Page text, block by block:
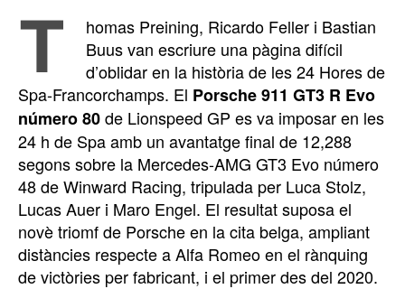
T
homas Preining, Ricardo Feller i Bastian
Buus van escriure una pàgina difícil
d’oblidar en la història de les 24 Hores de
Spa-Francorchamps. El Porsche 911 GT3 R Evo
número 80de Lionspeed GP es va imposar en les
24 h de Spa amb un avantatge final de 12,288
segons sobre la Mercedes-AMG GT3 Evo número
48 de Winward Racing, tripulada per Luca Stolz,
Lucas Auer i Maro Engel. El resultat suposa el
novè triomf de Porsche en la cita belga, ampliant
distàncies respecte a Alfa Romeo en el rànquing
de victòries per fabricant, i el primer des del 2020.